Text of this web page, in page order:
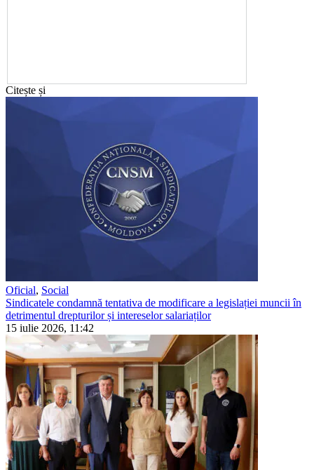
Citește și
Oficial, Social
Sindicatele condamnă tentativa de modificare a legislației muncii în
detrimentul drepturilor și intereselor salariaților
15 iulie 2026, 11:42